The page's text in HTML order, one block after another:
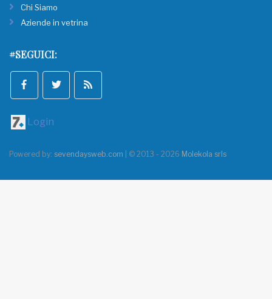
Chi Siamo
Aziende in vetrina
#SEGUICI:
Login
Powered by: sevendaysweb.com | © 2013 - 2026 Molekola srls